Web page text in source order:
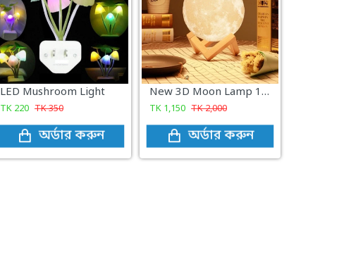
LED Mushroom Light
TK 220 TK350
অর্ডার করুন
New 3D Moon Lamp 16 Colors Remote & Touching system
TK 1,150 TK2,000
অর্ডার করুন